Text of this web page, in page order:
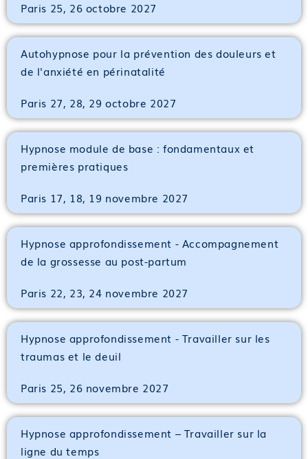
Paris 25, 26 octobre 2027
Autohypnose pour la prévention des douleurs et
de l'anxiété en périnatalité
Paris 27, 28, 29 octobre 2027
Hypnose module de base : fondamentaux et
premières pratiques
Paris 17, 18, 19 novembre 2027
Hypnose approfondissement - Accompagnement
de la grossesse au post-partum
Paris 22, 23, 24 novembre 2027
Hypnose approfondissement - Travailler sur les
traumas et le deuil
Paris 25, 26 novembre 2027
Hypnose approfondissement – Travailler sur la
ligne du temps